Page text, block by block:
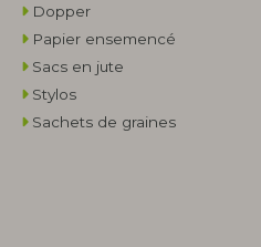
Dopper
Papier ensemencé
Sacs en jute
Stylos
Sachets de graines